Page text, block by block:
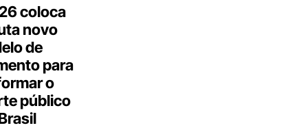
coloca
novo
de
para
o
público